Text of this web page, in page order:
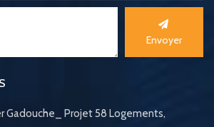
Envoyer
Gadouche_ Projet 58 Logements,